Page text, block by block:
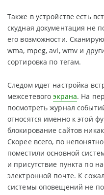
Также в устройстве есть
скудная документация не
его возможности.
wma, mpeg, avi, wmv и
сортировка по тегам.
Следом идет настройка
межсетевогоэкрана. На
посмотреть журнал
относятся именно к этой
блокирование сайтов
Скорее всего, по
поместили основной
и присутствие пункта по
электронной почте. К
системы оповещений не